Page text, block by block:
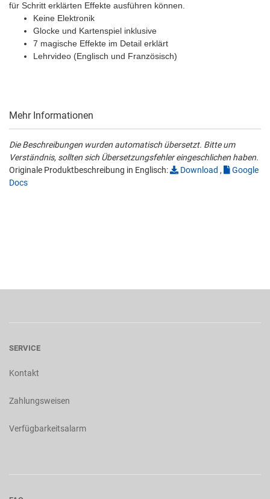
für Schritt erklärten Effekte ausführen können.
Keine Elektronik
Glocke und Kartenspiel inklusive
7 magische Effekte im Detail erklärt
Lehrvideo (Englisch und Französisch)
Mehr Informationen
Die Beschreibungen wurden automatisch übersetzt. Bitte um
Verständnis, sollten sich Übersetzungsfehler eingeschlichen haben.
Originale Produktbeschreibung in Englisch:
Download ,
Google
Docs
SERVICE
Kontakt
Zahlungsweisen
Verfügbarkeitsalarm